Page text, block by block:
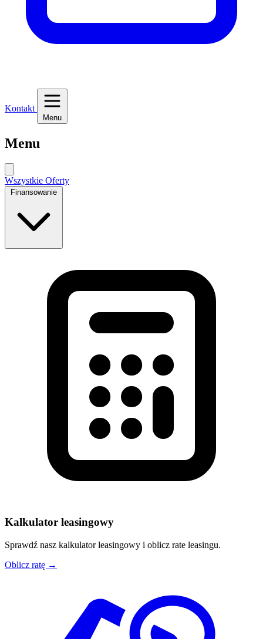
Kontakt
Menu
Menu
Wszystkie Oferty
Finansowanie
Kalkulator leasingowy
Sprawdź nasz kalkulator leasingowy i oblicz rate leasingu.
Oblicz ratę →